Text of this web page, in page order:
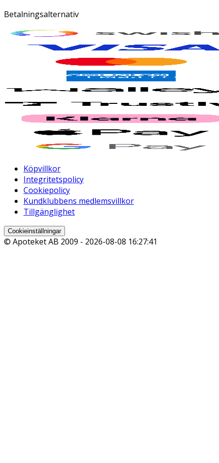
Betalningsalternativ
Köpvillkor
Integritetspolicy
Cookiepolicy
Kundklubbens medlemsvillkor
Tillgänglighet
Cookieinställningar
© Apoteket AB 2009 - 2026-08-08 16:27:41